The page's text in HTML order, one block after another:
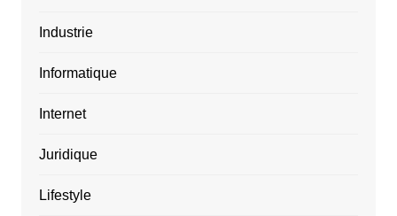
Industrie
Informatique
Internet
Juridique
Lifestyle